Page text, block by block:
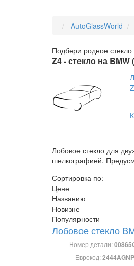
AutoGlassWorld
Подбери родное
Z4 - стекло на
Лобовое стекло для
шелкографией.
Сортировка по:
Цене
Названию
Новизне
Популярности
Лобовое стекло
Номер детали:
Еврокод:2444AGNP